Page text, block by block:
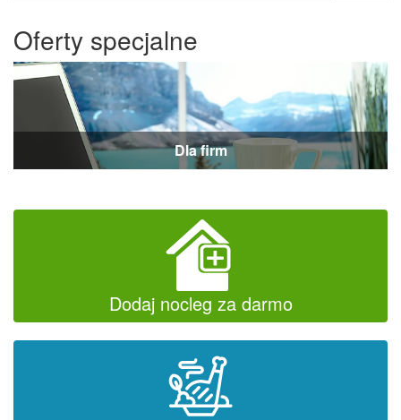
Oferty specjalne
Dla firm
Dodaj nocleg za darmo